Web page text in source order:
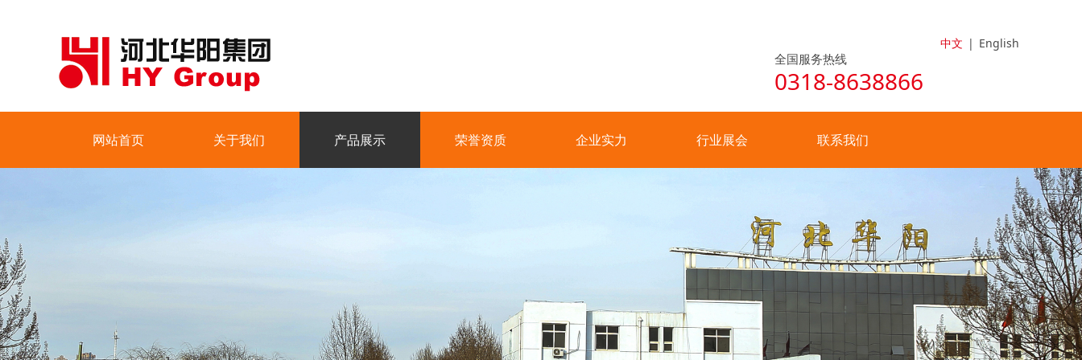
中文 | English
全国服务热线
0318-8638866
网站首页 关于我们 产品展示 荣誉资质 企业实力 行业展会 联系我们